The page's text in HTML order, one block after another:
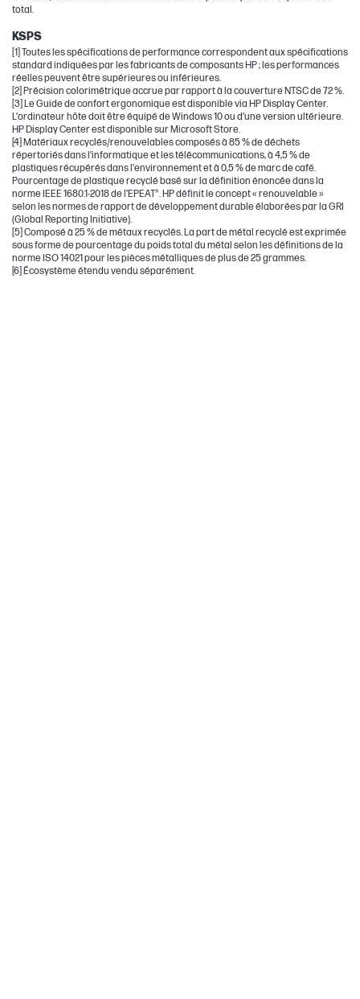
total.
KSPS
[1] Toutes les spécifications de performance correspondent aux spécifications
standard indiquées par les fabricants de composants HP ; les performances
réelles peuvent être supérieures ou inférieures.
[2] Précision colorimétrique accrue par rapport à la couverture NTSC de 72 %.
[3] Le Guide de confort ergonomique est disponible via HP Display Center.
L’ordinateur hôte doit être équipé de Windows 10 ou d’une version ultérieure.
HP Display Center est disponible sur Microsoft Store.
[4] Matériaux recyclés/renouvelables composés à 85 % de déchets
répertoriés dans l’informatique et les télécommunications, à 4,5 % de
plastiques récupérés dans l’environnement et à 0,5 % de marc de café.
Pourcentage de plastique recyclé basé sur la définition énoncée dans la
norme IEEE 1680.1-2018 de l’EPEAT®. HP définit le concept « renouvelable »
selon les normes de rapport de développement durable élaborées par la GRI
(Global Reporting Initiative).
[5] Composé à 25 % de métaux recyclés. La part de métal recyclé est exprimée
sous forme de pourcentage du poids total du métal selon les définitions de la
norme ISO 14021 pour les pièces métalliques de plus de 25 grammes.
[6] Écosystème étendu vendu séparément.